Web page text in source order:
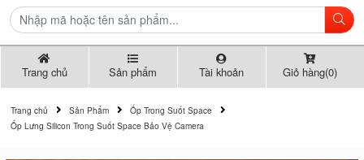
Trang chủ Sản phẩm Tài khoản Giỏ hàng(0)
Trang chủ Sản Phẩm
Ốp Trong Suốt Space
Ốp Lưng Silicon Trong Suốt Space Bảo Vệ Camera